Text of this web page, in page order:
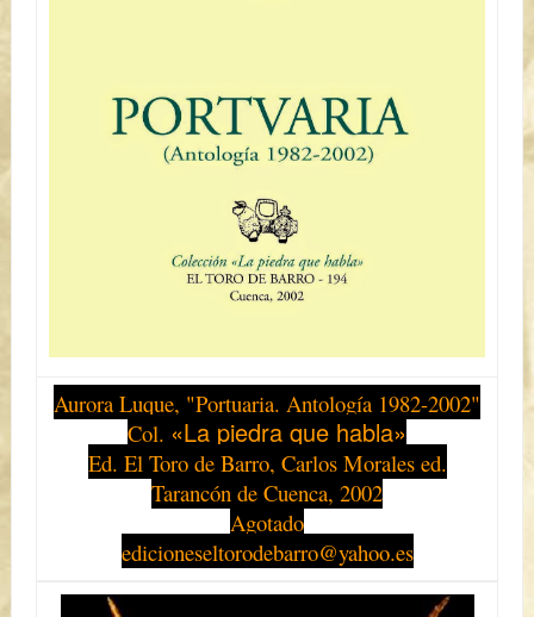
Aurora Luque, "Portuaria. Antología 1982-2002"
Col. «La piedra que habla»
Ed. El Toro de Barro, Carlos Morales ed.
Tarancón de Cuenca, 2002
Agotado
edicioneseltorodebarro@yahoo.es